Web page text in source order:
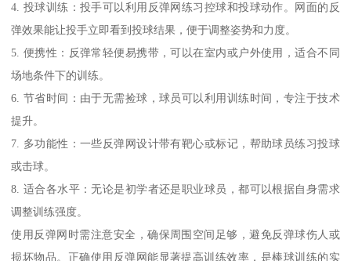
4. 投球训练：投手可以利用反弹网练习控球和投球动作。网面的反
弹效果能让投手立即看到投球结果，便于调整姿势和力度。
5. 便携性：反弹常轻便易携带，可以在室内或户外使用，适合不同
场地条件下的训练。
6. 节省时间：由于无需捡球，球员可以利用训练时间，专注于技术
提升。
7. 多功能性：一些反弹网设计带有靶心或标记，帮助球员练习投球
或击球。
8. 适合各水平：无论是初学者还是职业球员，都可以根据自身需求
调整训练强度。
使用反弹网时需注意安全，确保周围空间足够，避免反弹球伤人或
损坏物品。正确使用反弹网能显著提高训练效率，是棒球训练的实